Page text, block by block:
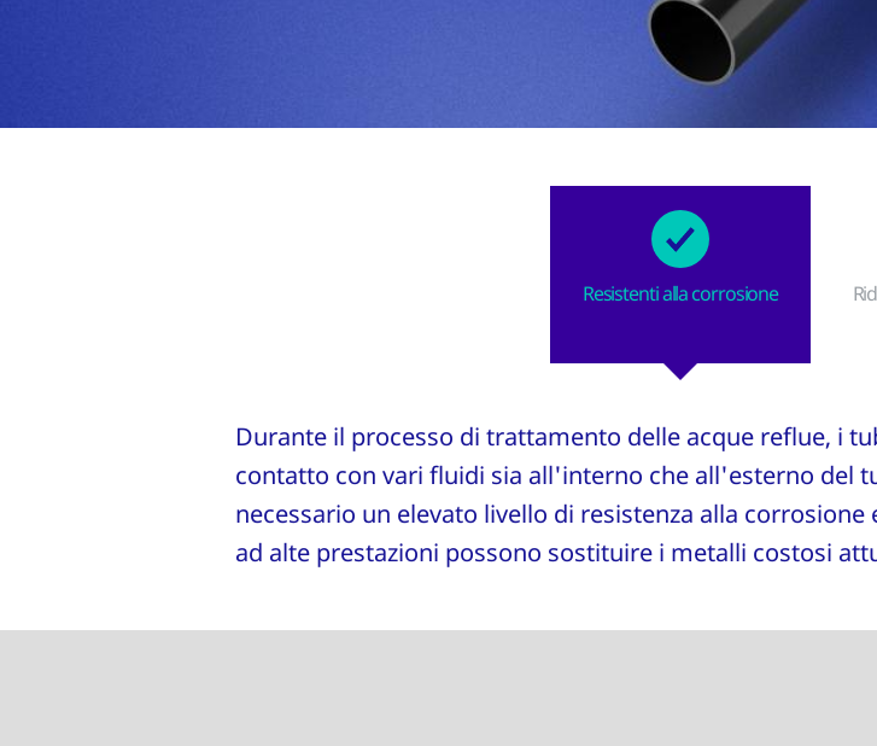
Resistenti alla corrosione
Durante il processo di trattamento delle acque reflue, i
contatto con vari fluidi sia all'interno che all'esterno del
necessario un elevato livello di resistenza alla
ad alte prestazioni possono sostituire i metalli costosi